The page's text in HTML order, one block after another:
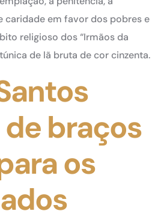
caridade em favor dos pobres e
religioso dos “Irmãos da
de lã bruta de cor cinzenta.
braços
os